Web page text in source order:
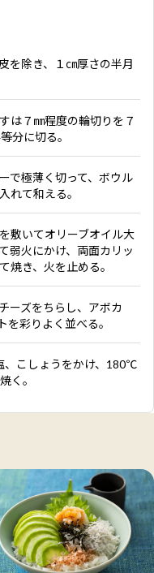
を除き、１㎝厚さの半月
は７㎜程度の輪切りを７
分に切る。
で極薄く切って、ボウル
れて和える。
敷いてオリーブオイル大
弱火にかけ、両面カリッ
焼き、火を止める。
ーズをちらし、アボカ
を彩りよく並べる。
、こしょうをかけ、180℃
く。